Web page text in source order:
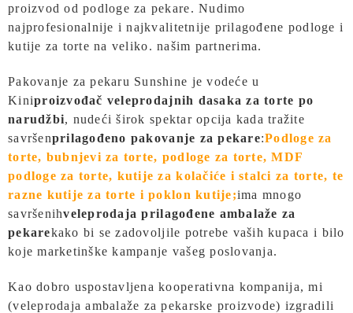
proizvod od podloge za pekare. Nudimo
najprofesionalnije i najkvalitetnije prilagođene podloge i
kutije za torte na veliko. našim partnerima.
Pakovanje za pekaru Sunshine je vodeće u
Kiniproizvođač veleprodajnih dasaka za torte po
narudžbi, nudeći širok spektar opcija kada tražite
savršenprilagođeno pakovanje za pekare:Podloge za
torte, bubnjevi za torte, podloge za torte, MDF
podloge za torte, kutije za kolačiće i stalci za torte, te
razne kutije za torte i poklon kutije;ima mnogo
savršenihveleprodaja prilagođene ambalaže za
pekarekako bi se zadovoljile potrebe vaših kupaca i bilo
koje marketinške kampanje vašeg poslovanja.
Kao dobro uspostavljena kooperativna kompanija, mi
(veleprodaja ambalaže za pekarske proizvode) izgradili